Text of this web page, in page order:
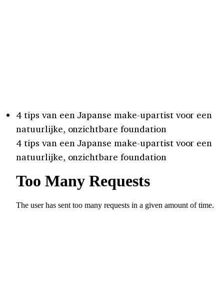
4 tips van een Japanse make-upartist voor een
natuurlijke, onzichtbare foundation
4 tips van een Japanse make-upartist voor een
natuurlijke, onzichtbare foundation